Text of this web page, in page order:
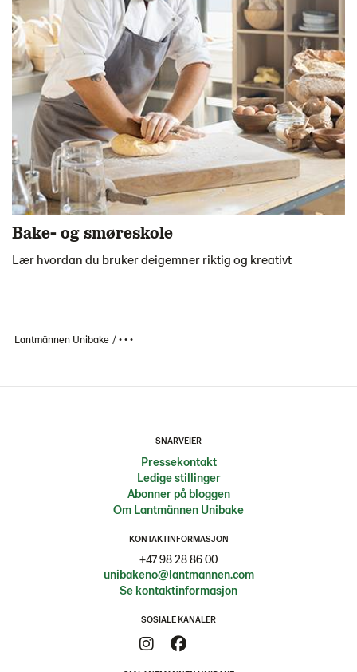
Bake- og smøreskole
Lær hvordan du bruker deigemner riktig og kreativt
Lantmännen Unibake • • •
SNARVEIER
Pressekontakt
Ledige stillinger
Abonner på bloggen
Om Lantmännen Unibake
KONTAKTINFORMASJON
+47 98 28 86 00
unibakeno@lantmannen.com
Se kontaktinformasjon
SOSIALE KANALER